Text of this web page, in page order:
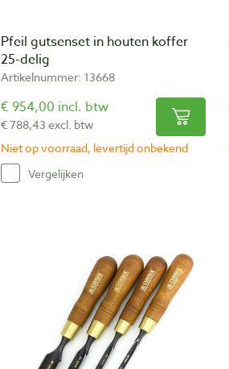
Pfeil gutsenset in houten koffer
25-delig
Artikelnummer: 13668
€ 954,00 incl. btw
€ 788,43 excl. btw
Niet op voorraad, levertijd onbekend
Vergelijken